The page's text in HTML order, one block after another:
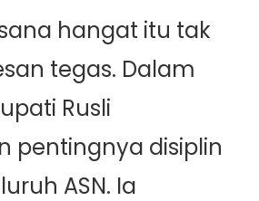
hangat itu tak
tegas. Dalam
Rusli
pentingnya disiplin
ASN. Ia